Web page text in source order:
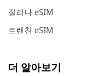
질리나 eSIM
트렌친 eSIM
더 알아보기